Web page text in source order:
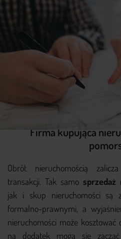
Firma kupująca
Obrót nieruchomością
transakcji. Tak samo sprzedaż
jak i skup nieruchomości są
formalno-prawnymi, a
nieruchomości może kosztować
na dodatek mogą się